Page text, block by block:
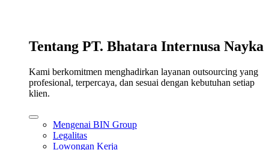
Tentang PT. Bhatara Internusa Nayka
Kami berkomitmen menghadirkan layanan outsourcing yang
profesional, terpercaya, dan sesuai dengan kebutuhan setiap
klien.
Mengenai BIN Group
Legalitas
Lowongan Kerja